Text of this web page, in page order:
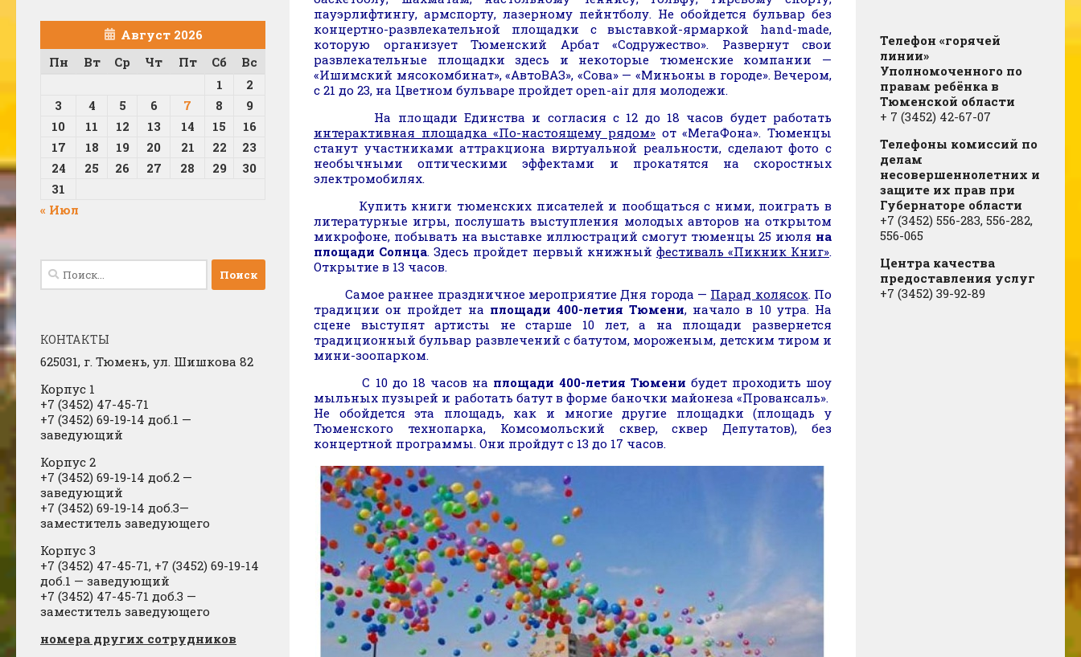
пауэрлифтингу, армспорту, лазерному пейнтболу. Не обойдется бульвар без
концертно-развлекательной площадки с выставкой-ярмаркой hand-made,
которую организует Тюменский Арбат «Содружество». Развернут свои
развлекательные площадки здесь и некоторые тюменские компании —
«Ишимский мясокомбинат», «АвтоВАЗ», «Сова» — «Миньоны в городе». Вечером,
с 21 до 23, на Цветном бульваре пройдет open-air для молодежи.
На площади Единства и согласия с 12 до 18 часов будет работать
интерактивная площадка «По-настоящему рядом» от «МегаФона». Тюменцы
станут участниками аттракциона виртуальной реальности, сделают фото с
необычными оптическими эффектами и прокатятся на скоростных
электромобилях.
Купить книги тюменских писателей и пообщаться с ними, поиграть в
литературные игры, послушать выступления молодых авторов на открытом
микрофоне, побывать на выставке иллюстраций смогут тюменцы 25 июля на
площади Солнца. Здесь пройдет первый книжный фестиваль «Пикник Книг».
Открытие в 13 часов.
Самое раннее праздничное мероприятие Дня города — Парад колясок. По
традиции он пройдет на площади 400-летия Тюмени, начало в 10 утра. На
сцене выступят артисты не старше 10 лет, а на площади развернется
традиционный бульвар развлечений с батутом, мороженым, детским тиром и
мини-зоопарком.
С 10 до 18 часов на площади 400-летия Тюмени будет проходить шоу
мыльных пузырей и работать батут в форме баночки майонеза «Провансаль».
Не обойдется эта площадь, как и многие другие площадки (площадь у
Тюменского технопарка, Комсомольский сквер, сквер Депутатов), без
концертной программы. Они пройдут с 13 до 17 часов.
Август 2026
Пн
Вт Ср Чт Пт Сб
Вс
1
2
3
4 5 6 7 8
9
10
11 12 13 14 15
16
17
18 19 20 21 22
23
24
25 26 27 28 29
30
31
« Июл
Найти:
КОНТАКТЫ
625031, г. Тюмень, ул. Шишкова 82
Корпус 1
+7 (3452) 47-45-71
+7 (3452) 69-19-14 доб.1 —
заведующий
Корпус 2
+7 (3452) 69-19-14 доб.2 —
заведующий
+7 (3452) 69-19-14 доб.3—
заместитель заведующего
Корпус 3
+7 (3452) 47-45-71, +7 (3452) 69-19-14
доб.1 — заведующий
+7 (3452) 47-45-71 доб.3 —
заместитель заведующего
​номера других сотрудников
Телефон «горячей
линии»
Уполномоченного по
правам ребёнка в
Тюменской области
+ 7 (3452) 42-67-07
Телефоны комиссий по
делам
несовершеннолетних и
защите их прав при
Губернаторе области
+7 (3452) 556-283, 556-282,
556-065
Центра качества
предоставления услуг
+7 (3452) 39-92-89